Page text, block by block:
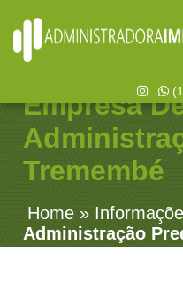
Empresa
Tremembé
Home »
Administração